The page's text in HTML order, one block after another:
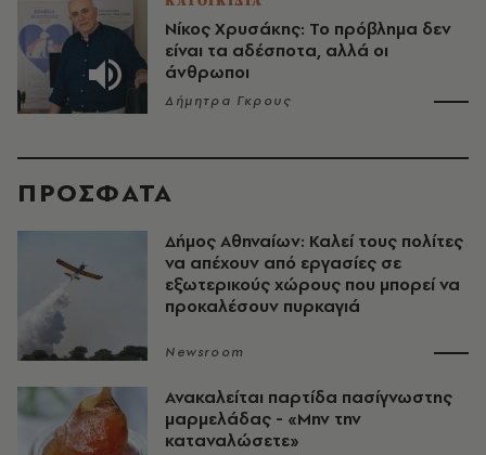
Νίκος Χρυσάκης: Το πρόβλημα δεν
είναι τα αδέσποτα, αλλά οι
άνθρωποι
Δήμητρα Γκρους
ΠΡΟΣΦΑΤΑ
Δήμος Αθηναίων: Καλεί τους πολίτες
να απέχουν από εργασίες σε
εξωτερικούς χώρους που μπορεί να
προκαλέσουν πυρκαγιά
Newsroom
Ανακαλείται παρτίδα πασίγνωστης
μαρμελάδας - «Μην την
καταναλώσετε»